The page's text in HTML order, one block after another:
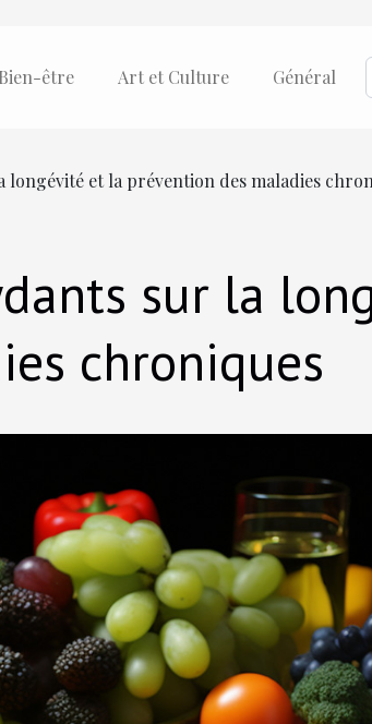
être Art et Culture Général
longévité et la prévention des maladies
sur la
chroniques